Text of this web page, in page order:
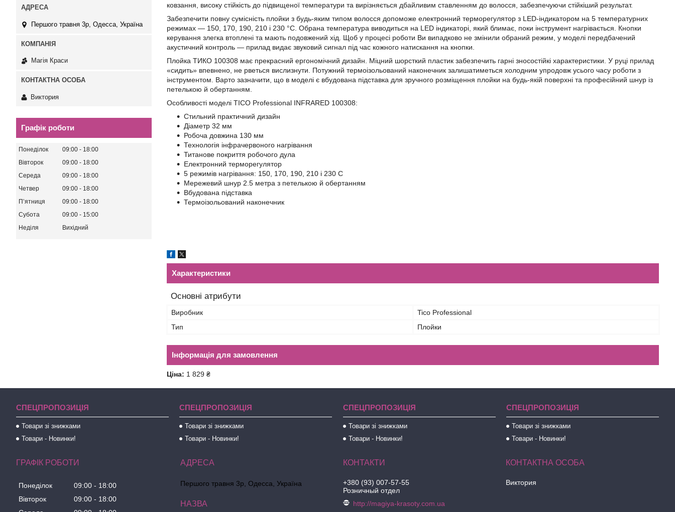
ковзання, високу стійкість до підвищеної температури та вирізняється дбайливим ставленням до волосся, забезпечуючи стійкіший результат.
Забезпечити повну сумісність плойки з будь-яким типом волосся допоможе електронний терморегулятор з LED-індикатором на 5 температурних
режимах — 150, 170, 190, 210 і 230 °C. Обрана температура виводиться на LED індикаторі, який блимає, поки інструмент нагрівається. Кнопки
керування злегка втоплені та мають подовжений хід. Щоб у процесі роботи Ви випадково не змінили обраний режим, у моделі передбачений
акустичний контроль — прилад видає звуковий сигнал під час кожного натискання на кнопки.
Плойка ТИКО 100308 має прекрасний ергономічний дизайн. Міцний шорсткий пластик забезпечить гарні зносостійкі характеристики. У руці прилад
«сидить» впевнено, не рветься вислизнути. Потужний термоізольований наконечник залишатиметься холодним упродовж усього часу роботи з
інструментом. Варто зазначити, що в моделі є вбудована підставка для зручного розміщення плойки на будь-якій поверхні та професійний шнур із
петелькою й обертанням.
Особливості моделі TICO Professional INFRARED 100308:
Стильний практичний дизайн
Діаметр 32 мм
Робоча довжина 130 мм
Технологія інфрачервоного нагрівання
Титанове покриття робочого дула
Електронний терморегулятор
5 режимів нагрівання: 150, 170, 190, 210 і 230 C
Мережевий шнур 2.5 метра з петелькою й обертанням
Вбудована підставка
Термоізольований наконечник
Характеристики
Основні атрибути
Виробник
Tico Professional
Тип
Плойки
Інформація для замовлення
Ціна: 1 829 ₴
Першого травня 3р, Одесса, Україна
Магія Краси
Виктория
Графік роботи
Понеділок 09:00
18:00
Вівторок
09:00
18:00
Середа
09:00
18:00
Четвер
09:00
18:00
Пʼятниця
09:00
18:00
Субота
09:00
15:00
Неділя
Вихідний
СПЕЦПРОПОЗИЦІЯ
Товари зі знижками
Товари - Новинки!
СПЕЦПРОПОЗИЦІЯ
Товари зі знижками
Товари - Новинки!
СПЕЦПРОПОЗИЦІЯ
Товари зі знижками
Товари - Новинки!
СПЕЦПРОПОЗИЦІЯ
Товари зі знижками
Товари - Новинки!
ГРАФІК РОБОТИ
Понеділок 09:00
18:00
Вівторок
09:00
18:00
Першого травня 3р, Одесса, Україна
+380 (93) 007-57-55
Розничный отдел
http://magiya-krasoty.com.ua
Виктория